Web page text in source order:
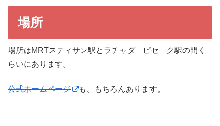
場所
場所はMRTスティサン駅とラチャダーピセーク駅の間く
らいにあります。
公式ホームページ も、もちろんあります。